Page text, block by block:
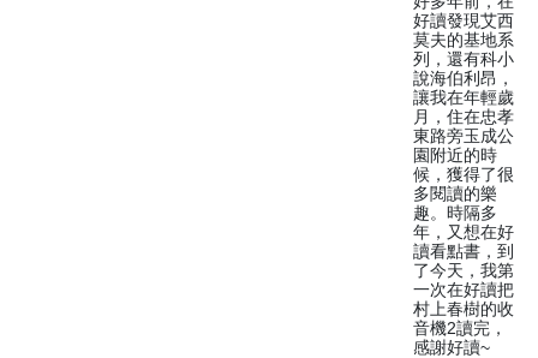
好讀發現艾西
莫夫的基地系
列，還有科小
說海伯利昂，
讓我在年輕歲
月，住在忠孝
東路旁玉成公
園附近的時
候，獲得了很
多閱讀的樂
趣。時隔多
年，又想在好
讀看點書，到
了今天，我第
一次在好讀把
村上春樹的收
音機2讀完，
感謝好讀~